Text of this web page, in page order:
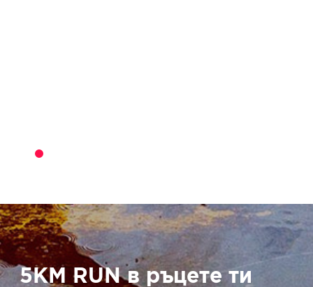
5KM
RUN
в
ръцете
ти 5KM RUN в ръцете ти